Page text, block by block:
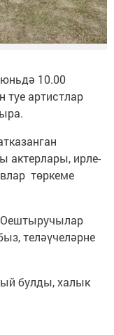
10.00
туе артистлар
актерлары, ирле-
төркеме
Оештыручылар
теләүчеләрне
булды, халык